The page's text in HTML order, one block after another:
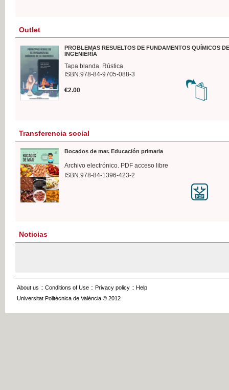
Outlet
PROBLEMAS RESUELTOS DE FUNDAMENTOS QUÍMICOS
INGENIERÍA
Tapa blanda. Rústica
ISBN:978-84-9705-088-3
€2.00
Transferencia social
Bocados de mar. Educación primaria
Archivo electrónico. PDF acceso libre
ISBN:978-84-1396-423-2
Noticias
About us :: Conditions of Use :: Privacy policy :: Help
Universitat Politècnica de València © 2012